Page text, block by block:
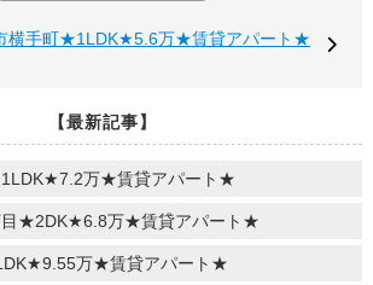
横手町★1LDK★5.6万★賃貸アパート★
【最新記事】
万★賃貸アパート★
目★2DK★6.8万★賃貸アパート★
万★賃貸アパート★